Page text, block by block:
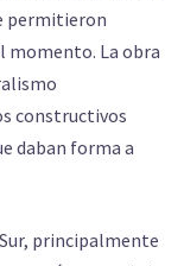
permitieron
momento. La obra
constructivos
daban forma a
principalmente